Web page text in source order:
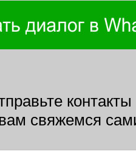
контакты
свяжемся